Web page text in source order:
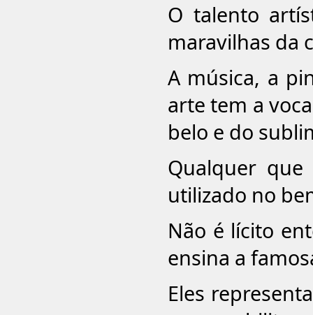
O talento
maravilhas da
A música, a
arte tem a
belo e do
Qualquer
utilizado no
Não é lícito
ensina a
Eles